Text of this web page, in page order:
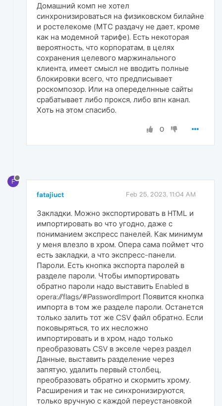
Домашний комп не хотел
синхронизироваться на физиковском билайне
и ростелекоме (МТС раздачу не дает, кроме
как на модемной тарифе). Есть некоторая
вероятность, что корпоратам, в целях
сохранения целевого маржинального
клиента, имеет смысл не вводить полные
блокировки всего, что предписывает
роскомпозор. Или на опеределнные сайты
срабатывает либо прокся, либо впн канал.
Хоть на этом спасибо.
0
F
fatajiuct Feb 25, 2023, 11:04 AM
Закладки. Можно экспортировать в HTML и
импортировать во что угодно, даже с
пониманием экспресс панелей. Как минимум
у меня влезло в хром. Опера сама поймет что
есть закладки, а что экспресс-панели.
Пароли. Есть кнопка экспорта паролей в
разделе пароли. Чтобы импортировать
обратно пароли надо выставить Enabled в
opera://flags/#PasswordImport Появится кнопка
импорта в том же разделе пароли. Останется
только залить тот же CSV файл обратно. Если
поковыряться, то их несложно
импортировать и в хром, надо только
преобразовать CSV в экселе через раздел
Данные, выставить разделение через
запятую, удалить первый столбец,
преобразовать обратно и скормить хрому.
Расширения и так не синхронизируются,
только вручную с каждой переустановкой